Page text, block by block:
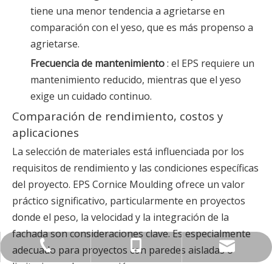
tiene una menor tendencia a agrietarse en
comparación con el yeso, que es más propenso a
agrietarse.
Frecuencia de mantenimiento: el EPS requiere un
mantenimiento reducido, mientras que el yeso
exige un cuidado continuo.
Comparación de rendimiento, costos y
aplicaciones
La selección de materiales está influenciada por los
requisitos de rendimiento y las condiciones específicas
del proyecto. EPS Cornice Moulding ofrece un valor
práctico significativo, particularmente en proyectos
donde el peso, la velocidad y la integración de la
fachada son consideraciones clave. Es especialmente
adecuado para proyectos con paredes aisladas o
+86-579-8272-8689
+86-180-5897-0588
sally@cngreenindustry.com